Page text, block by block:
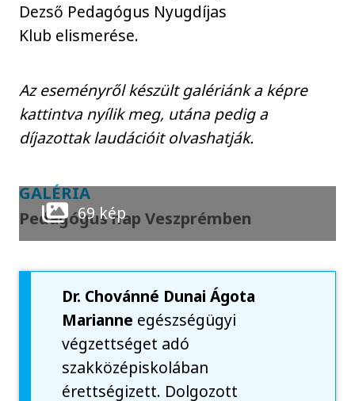
Dezső Pedagógus Nyugdíjas
Klub elismerése.
Az eseményről készült galériánk a képre
kattintva nyílik meg, utána pedig a
díjazottak laudációit olvashatják.
GALÉRIA
Pedagógus nap Veszprémben
69 kép
Dr. Chovánné Dunai Ágota
Marianne egészségügyi
végzettséget adó
szakközépiskolában
érettségizett. Dolgozott